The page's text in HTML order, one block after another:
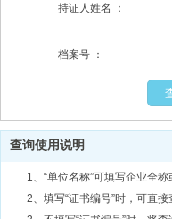
持证人姓名 ：
档案号 ：
查询使用说明
1、“单位名称”可填写企业全称
2、填写“证书编号”时，可直接